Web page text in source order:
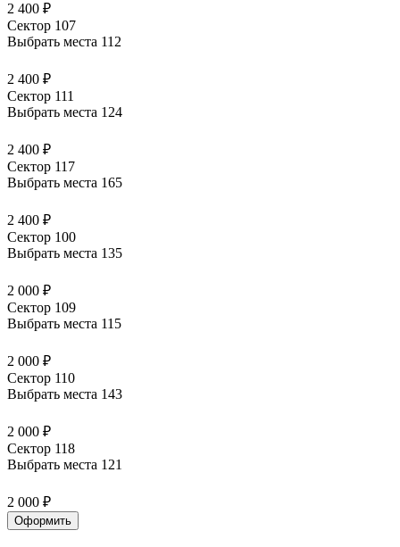
2 400 ₽
Сектор 107
Выбрать места 112
2 400 ₽
Сектор 111
Выбрать места 124
2 400 ₽
Сектор 117
Выбрать места 165
2 400 ₽
Сектор 100
Выбрать места 135
2 000 ₽
Сектор 109
Выбрать места 115
2 000 ₽
Сектор 110
Выбрать места 143
2 000 ₽
Сектор 118
Выбрать места 121
2 000 ₽
Оформить